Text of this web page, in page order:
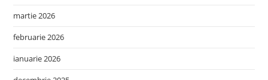
martie 2026
februarie 2026
ianuarie 2026